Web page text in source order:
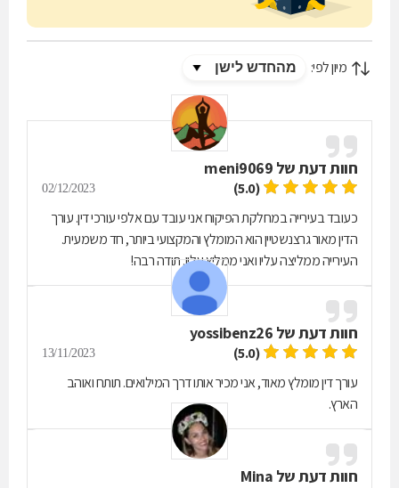
מיון לפי:
חוות דעת של meni9069
(5.0)
02/12/2023
כעובד בעירייה במחלקת הפיקוח אני עובד עם אלפי עורכי דין. עורך
הדין מאור גרצנשטיין הוא המומלץ והמקצועי ביותר, חד משמעית.
העירייה ממליצה עליו ואני ממליץ עליו. תודה רבה!
חוות דעת של yossibenz26
(5.0)
13/11/2023
עורך דין מומלץ מאוד, אני מכיר אותו דרך המילואים. תותח ואוהב
הארץ.
חוות דעת של Mina